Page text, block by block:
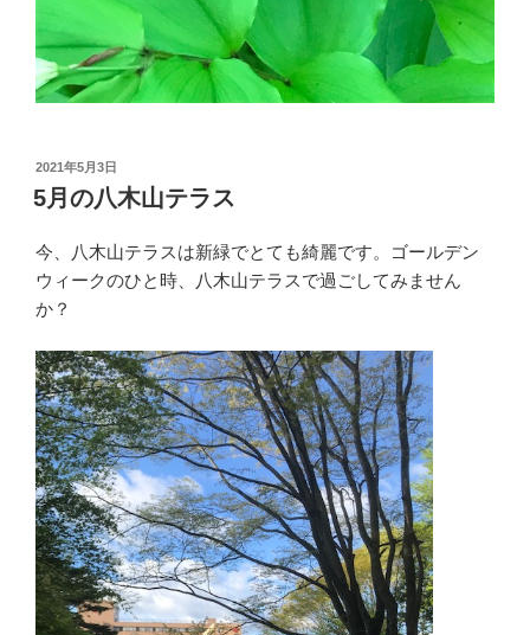
投
稿
日:
2021年5月3日
5月の八木山テラス
今、八木山テラスは新緑でとても綺麗です。ゴールデン
ウィークのひと時、八木山テラスで過ごしてみません
か？